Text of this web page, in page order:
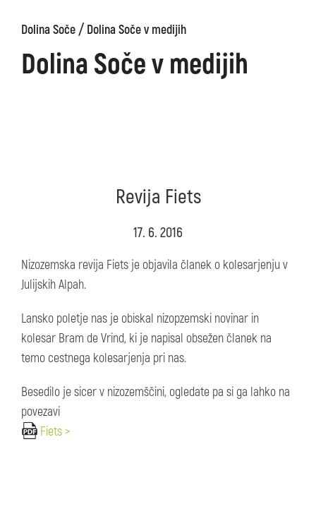
Dolina Soče/Dolina Soče v medijih
Dolina Soče v medijih
Revija Fiets
17. 6. 2016
Nizozemska revija Fiets je objavila članek o kolesarjenju v
Julijskih Alpah.
Lansko poletje nas je obiskal nizopzemski novinar in
kolesar Bram de Vrind, ki je napisal obsežen članek na
temo cestnega kolesarjenja pri nas.
Besedilo je sicer v nizozemščini, ogledate pa si ga lahko na
povezavi
Fiets >